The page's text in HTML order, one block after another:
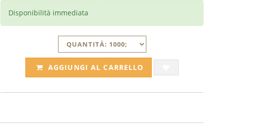
Disponibilità immediata
AGGIUNGI AL CARRELLO